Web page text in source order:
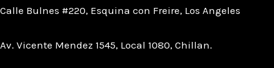
Calle Bulnes #220, Esquina con Freire, Los Angeles
Av. Vicente Mendez 1545, Local 1080, Chillan.